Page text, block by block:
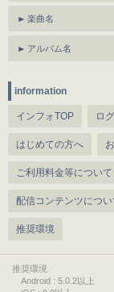
楽曲名
アルバム名
information
インフォTOP ロ
はじめての方へ
ご利用料金等について
配信コンテンツについ
推奨環境
推奨環境
Android : 5.0.2以上